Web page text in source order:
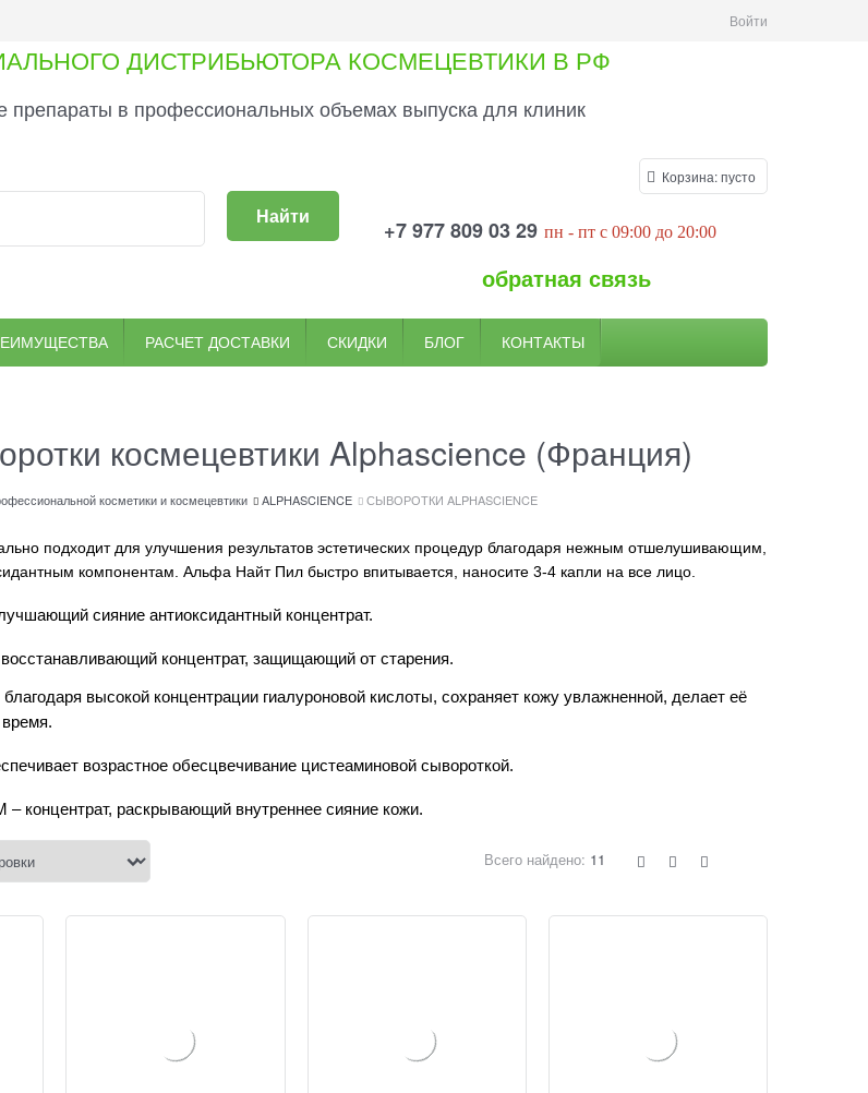
Войти
ДИСТРИБЬЮТОРА КОСМЕЦЕВТИКИ В РФ
препараты в профессиональных объемах выпуска для клиник
Найти
Корзина:пусто
+7 977 809 03 29 пн - пт c 09:00 до 20:00
обратная связь
РАСЧЕТ ДОСТАВКИ СКИДКИ БЛОГ КОНТАКТЫ
космецевтики Alphascience (Франция)
косметики и космецевтики ALPHASCIENCE СЫВОРОТКИ ALPHASCIENCE
подходит для улучшения результатов эстетических процедур благодаря нежным отшелушивающим,
компонентам. Альфа Найт Пил быстро впитывается, наносите 3-4 капли на все лицо.
сияние антиоксидантный концентрат.
концентрат, защищающий от старения.
высокой концентрации гиалуроновой кислоты, сохраняет кожу увлажненной, делает её
возрастное обесцвечивание цистеаминовой сывороткой.
– концентрат, раскрывающий внутреннее сияние кожи.
Всего найдено: 11